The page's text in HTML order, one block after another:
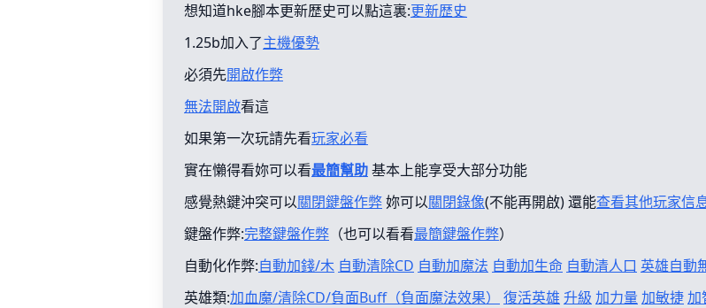
想知道hke腳本更新歴史可以點這裏:更新歴史
1.25b加入了主機優勢
必須先開啟作弊
無法開啟看這
如果第一次玩請先看玩家必看
實在懶得看妳可以看最簡幫助基本上能享受大部分功能
感覺熱鍵沖突可以關閉鍵盤作弊妳可以關閉錄像(不能再開啟) 還能查看其他玩家信
鍵盤作弊:完整鍵盤作弊 （也可以看看最簡鍵盤作弊）
自動化作弊:自動加錢/木 自動清除CD 自動加魔法 自動加生命 自動清人口 英雄自動
英雄類:加血魔/清除CD/負面Buff（負面魔法效果） 復活英雄 升級 加力量 加敏捷加